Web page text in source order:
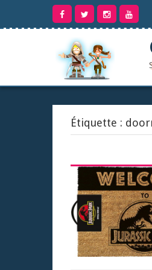
contenu
Étiquette :